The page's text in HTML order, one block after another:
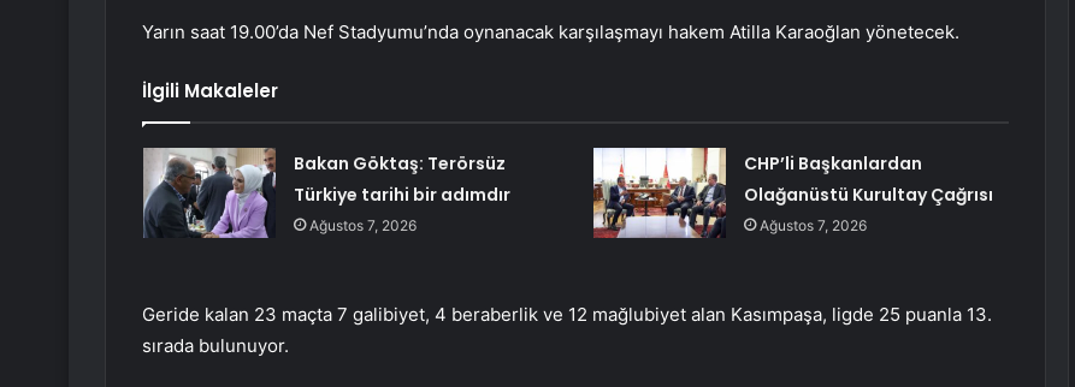
Yarın saat 19.00’da Nef Stadyumu’nda oynanacak karşılaşmayı hakem Atilla Karaoğlan yönetecek.
İlgili Makaleler
Bakan Göktaş: Terörsüz
Türkiye tarihi bir adımdır
Ağustos 7, 2026
CHP’li Başkanlardan
Olağanüstü Kurultay Çağrısı
Ağustos 7, 2026
Geride kalan 23 maçta 7 galibiyet, 4 beraberlik ve 12 mağlubiyet alan Kasımpaşa, ligde 25 puanla 13.
sırada bulunuyor.